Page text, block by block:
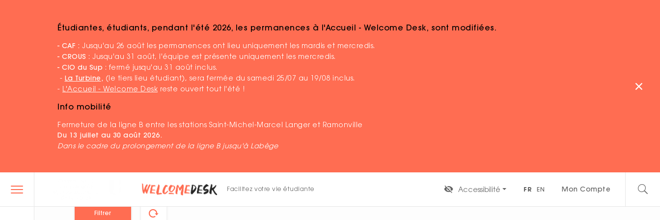
Étudiantes, étudiants, pendant l'été 2026, les permanences à l'Accueil - Welcome Desk, sont modifiées.
- CAF : Jusqu'au 26 août les permanences ont lieu uniquement les mardis et mercredis.
- CROUS : Jusqu'au 31 août, l'équipe est présente uniquement les mercredis.
- CIO du Sup : fermé jusqu'au 31 août inclus.
- La Turbine, (le tiers lieu étudiant), sera fermée du samedi 25/07 au 19/08 inclus.
- L'Accueil - Welcome Desk reste ouvert tout l'été !
Info mobilité
Fermeture de la ligne B entre les stations Saint-Michel-Marcel Langer et Ramonville
Du 13 juillet au 30 août 2026.
Dans le cadre du prolongement de la ligne B jusqu'à Labège
Facilitez votre vie étudiante Accessibilité FR EN Mon Compte
Accueil Agenda
Agenda
Saisons Étudiantes
Filtrer